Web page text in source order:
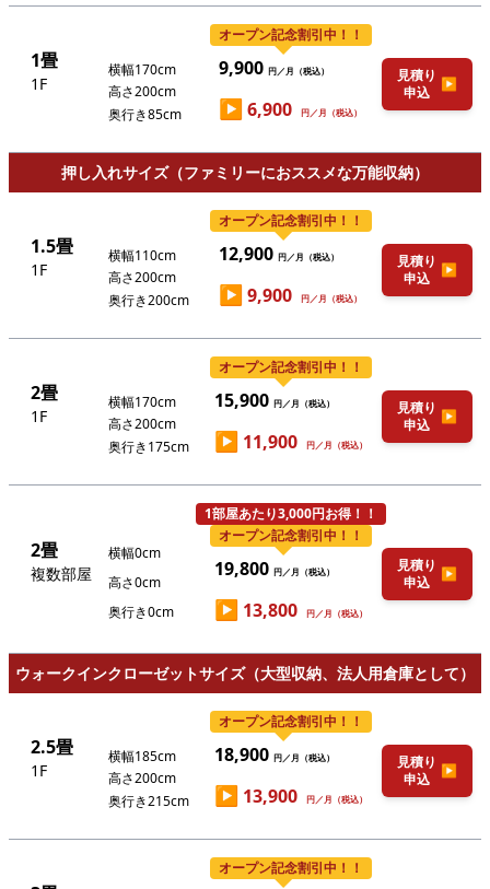
1畳
1F
横幅170cm
高さ200cm
奥行き85cm
オープン記念割引中！！
9,900円／月（税込）
▶6,900 円／月（税込）
見積り
申込
▶
押し入れサイズ（ファミリーにおススメな万能収納）
1.5畳
1F
横幅110cm
高さ200cm
奥行き200cm
オープン記念割引中！！
12,900円／月（税込）
▶9,900 円／月（税込）
見積り
申込
▶
2畳
1F
横幅170cm
高さ200cm
奥行き175cm
オープン記念割引中！！
15,900 円／月（税込）
▶ 11,900 円／月（税込）
見積り
申込
▶
2畳
複数部屋
横幅0cm
高さ0cm
奥行き0cm
オープン記念割引中！！
1部屋あたり3,000円お得！！
19,800 円／月（税込）
▶ 13,800 円／月（税込）
見積り
申込
▶
ウォークインクローゼットサイズ（大型収納、法人用倉庫として）
2.5畳
1F
横幅185cm
高さ200cm
奥行き215cm
オープン記念割引中！！
18,900 円／月（税込）
▶ 13,900 円／月（税込）
見積り
申込
▶
オープン記念割引中！！